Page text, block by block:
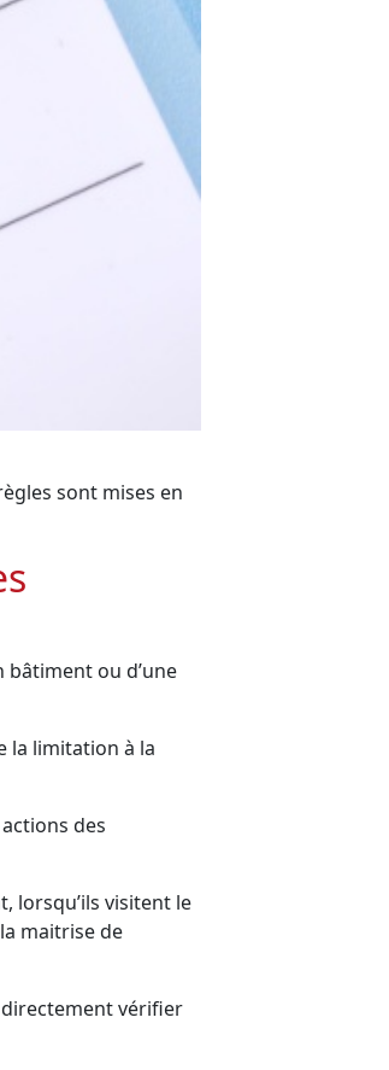
sont mises en
ou d’une
la limitation à la
des
lorsqu’ils visitent le
maitrise de
vérifier